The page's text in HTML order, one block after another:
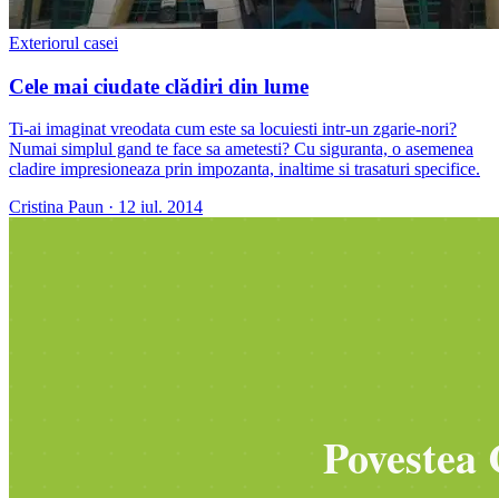
Exteriorul casei
Cele mai ciudate clădiri din lume
Ti-ai imaginat vreodata cum este sa locuiesti intr-un zgarie-nori?
Numai simplul gand te face sa ametesti? Cu siguranta, o asemenea
cladire impresioneaza prin impozanta, inaltime si trasaturi specifice.
Cristina Paun · 12 iul. 2014